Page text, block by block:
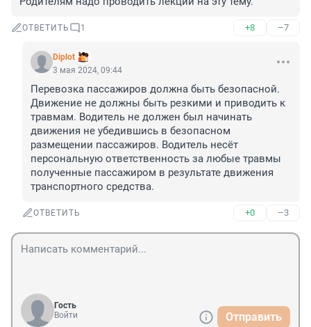
ОТВЕТИТЬ 1 +8 –7
Diplot
3 мая 2024, 09:44
Перевозка пассажиров должна быть безопасной.
Движение не должны быть резкими и приводить к
травмам. Водитель не должен был начинать
движения не убедившись в безопасном
размещении пассажиров. Водитель несёт
персональную ответственность за любые травмы
полученные пассажиром в результате движения
транспортного средства.
ОТВЕТИТЬ +0 –3
Гость
Войти
Отправить